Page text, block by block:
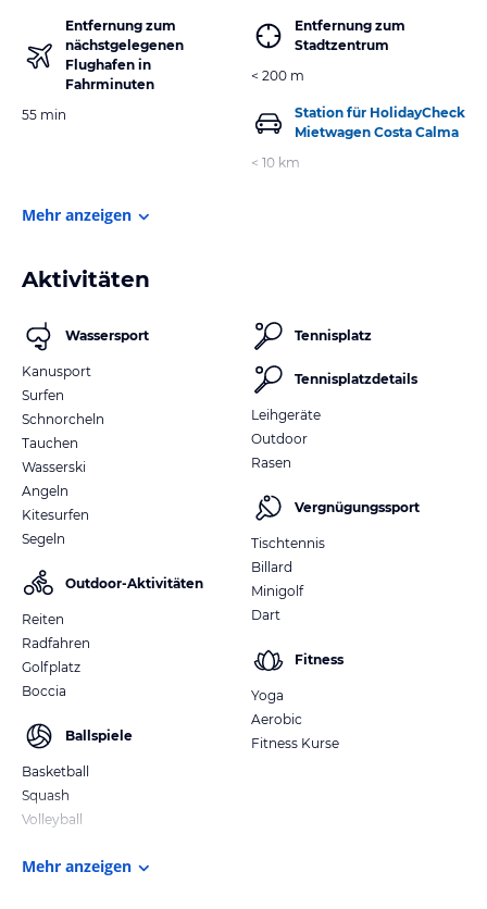
Entfernung zum
nächstgelegenen
Flughafen in
Fahrminuten
55 min
Entfernung zum
Stadtzentrum
< 200 m
Station für HolidayCheck
Mietwagen Costa Calma
< 10 km
Mehr anzeigen
Aktivitäten
Wassersport
Kanusport
Surfen
Schnorcheln
Tauchen
Wasserski
Angeln
Kitesurfen
Segeln
Outdoor-Aktivitäten
Reiten
Radfahren
Golfplatz
Boccia
Ballspiele
Basketball
Squash
Volleyball
Tennisplatz
Tennisplatzdetails
Leihgeräte
Outdoor
Rasen
Vergnügungssport
Tischtennis
Billard
Minigolf
Dart
Fitness
Yoga
Aerobic
Fitness Kurse
Mehr anzeigen